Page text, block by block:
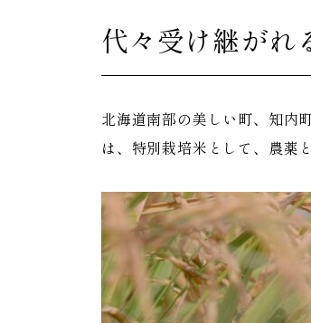
代々受け継がれ
北海道南部の美しい町、知内
は、特別栽培米として、農薬